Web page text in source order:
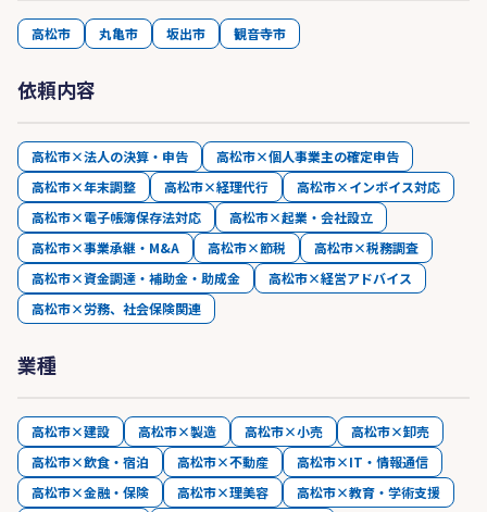
高松市 丸亀市 坂出市 観音寺市
依頼内容
高松市×法人の決算・申告
高松市×個人事業主の確定申告
高松市×年末調整
高松市×経理代行
高松市×インボイス対応
高松市×電子帳簿保存法対応
高松市×起業・会社設立
高松市×事業承継・M&A
高松市×節税
高松市×税務調査
高松市×資金調達・補助金・助成金
高松市×経営アドバイス
高松市×労務、社会保険関連
業種
高松市×建設 高松市×製造 高松市×小売
高松市×卸売
高松市×飲食・宿泊
高松市×不動産
高松市×IT・情報通信
高松市×金融・保険
高松市×理美容
高松市×教育・学術支援